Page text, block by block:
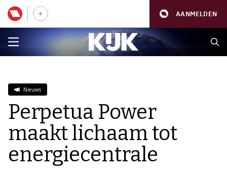
AANMELDEN
Nieuws
Perpetua Power
maakt lichaam tot
energiecentrale